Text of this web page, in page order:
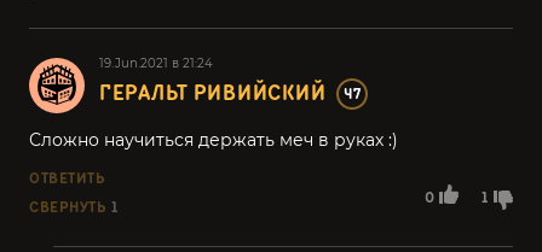
19.Jun.2021 в 21:24
ГЕРАЛЬТ РИВИЙСКИЙ 47
0 1
Сложно научиться держать меч в руках :)
ОТВЕТИТЬ
СВЕРНУТЬ 1